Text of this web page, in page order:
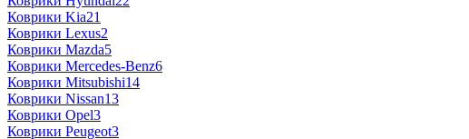
Коврики Kia21
Коврики Lexus2
Коврики Mazda5
Коврики Mercedes-Benz6
Коврики Mitsubishi14
Коврики Nissan13
Коврики Opel3
Коврики Peugeot3